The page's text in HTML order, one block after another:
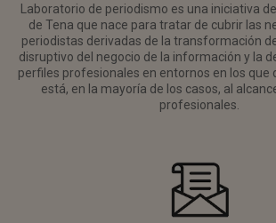
Laboratorio de periodismo es una iniciativa
de Tena que nace para tratar de cubrir las
periodistas derivadas de la transformación
disruptivo del negocio de la información y la
perfiles profesionales en entornos en los que
está, en la mayoría de los casos, al
profesionales.